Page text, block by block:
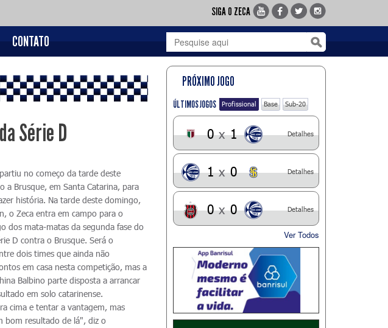
SIGA O ZECA
CONTATO
Série D
no começo da tarde deste
a Brusque, em Santa Catarina, para
história. Na tarde deste domingo,
o Zeca entra em campo para o
dos mata-matas da segunda fase do
D contra o Brusque. Será o
dois times que ainda não
em casa nesta competição, mas a
Balbino parte disposta a arrancar
em solo catarinense.
cima e tentar a vantagem, mas
bom resultado de lá", diz o
PRÓXIMO JOGO
ÚLTIMOS JOGOS Profissional Base Sub-20
0 x 1 Detalhes
1 x 0 Detalhes
0 x 0 Detalhes
Ver Todos